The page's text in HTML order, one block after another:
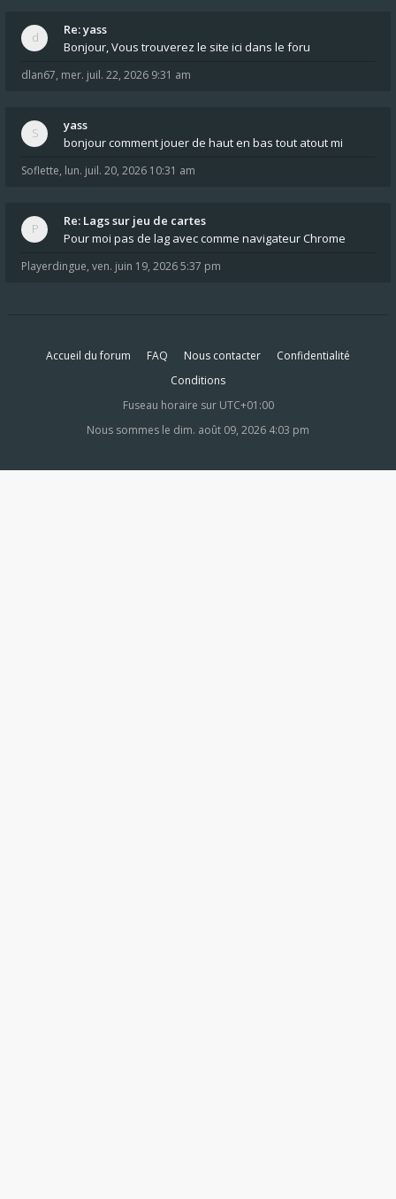
Re: yass
Bonjour, Vous trouverez le site ici dans le foru
dlan67, mer. juil. 22, 2026 9:31 am
yass
bonjour comment jouer de haut en bas tout atout mi
Soflette, lun. juil. 20, 2026 10:31 am
Re: Lags sur jeu de cartes
Pour moi pas de lag avec comme navigateur Chrome
Playerdingue, ven. juin 19, 2026 5:37 pm
Accueil du forum FAQ Nous contacter
Confidentialité
Conditions
Fuseau horaire sur UTC+01:00
Nous sommes le dim. août 09, 2026 4:03 pm